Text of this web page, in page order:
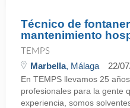
Técnico de
mantenimiento
TEMPS
Marbella, Málaga 22/
En TEMPS llevamos 25
profesionales para la gente
experiencia, somos